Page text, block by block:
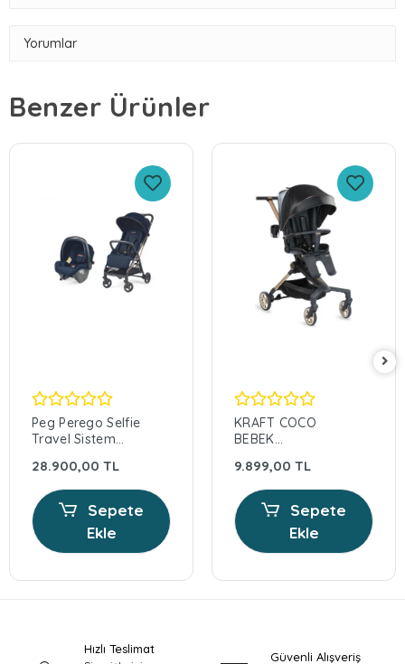
Yorumlar
Benzer Ürünler
Peg Perego Selfie
Travel Sistem
28.900,00 TL
Sepete
Ekle
KRAFT COCO
BEBEK
9.899,00 TL
Sepete
Ekle
Hızlı Teslimat
Güvenli Alışveriş